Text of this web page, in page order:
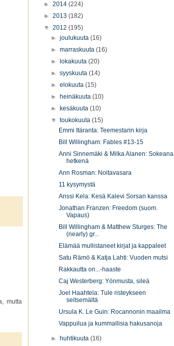
mutta
► 2014 (224)
► 2013 (182)
▼ 2012 (195)
►joulukuuta(16)
►marraskuuta(16)
►
lokakuuta(20)
►syyskuuta(14)
►elokuuta(15)
► heinäkuuta(10)
►
kesäkuuta(10)
▼toukokuuta(15)
Emmi Itäranta: Teemestarin kirja
Bill Willingham: Fables #13-15
Anni Sinnemäki & Milka Alanen: Sokeana
hetkenä
Ann Rosman: Noitavasara
11 kysymystä
Anssi Kela: Kesä Kalevi Sorsan kanssa
Jonathan Franzen: Freedom (suom.
Vapaus)
Bill Willingham & Matthew Sturges: The
(nearly) gr...
Elämää mullistaneet kirjat ja kappaleet
Satu Rämö & Katja Lahti: Vuoden mutsi
Rakkautta on...-haaste
Caj Westerberg: Yönmusta, sileä
Joel Haahtela: Tule risteykseen
seitsemältä
Ursula K. Le Guin: Rocannonin maailma
Vappuilua ja kummallisia hakusanoja
► huhtikuuta(16)